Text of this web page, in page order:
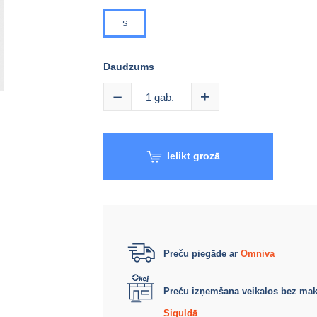
S
Daudzums
1 gab.
Ielikt grozā
Preču piegāde ar Omniva
Preču izņemšana veikalos bez
Siguldā